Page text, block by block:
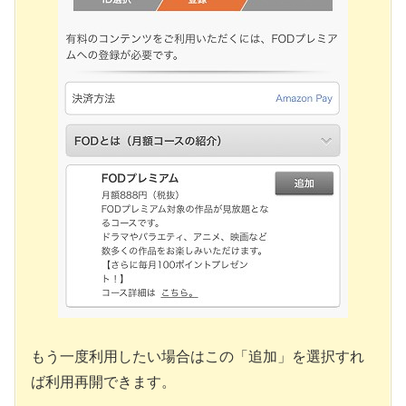
もう一度利用したい場合はこの「追加」を選択すれ
ば利用再開できます。